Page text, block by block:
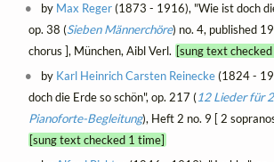
by Max Reger(1873 - 1916), "Wie ist doch
op. 38 (Sieben Männerchöre) no. 4, published
chorus ], München, Aibl Verl. [sung text
by Karl Heinrich Carsten Reinecke(1824 -
doch die Erde so schön", op. 217 (12 Lieder für
Pianoforte-Begleitung), Heft 2 no. 9 [ 2
[sung text checked 1 time]